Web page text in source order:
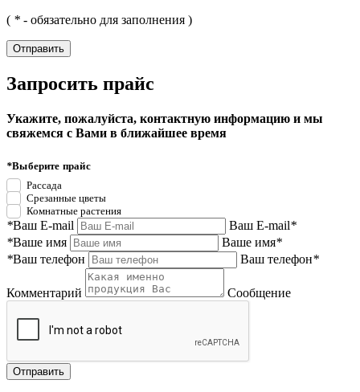
( * - обязательно для заполнения )
Запросить прайс
Укажите, пожалуйста, контактную информацию и мы
свяжемся с Вами в ближайшее время
*Выберите прайс
Рассада
Срезанные цветы
Комнатные растения
*Ваш E-mail Ваш E-mail*
*Ваше имя Ваше имя*
*Ваш телефон Ваш телефон*
Комментарий Сообщение